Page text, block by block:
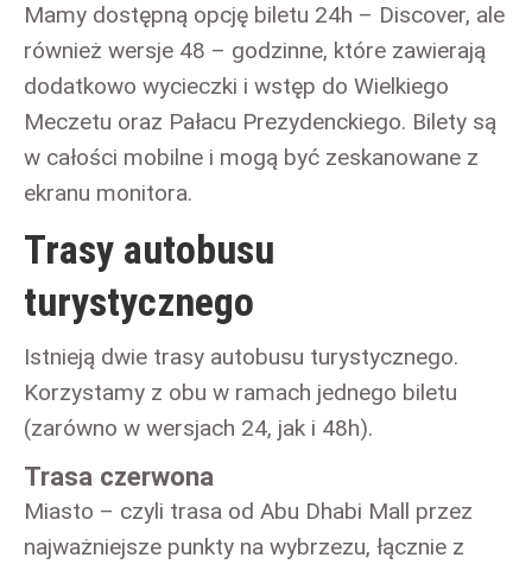
Mamy dostępną opcję biletu 24h – Discover, ale
również wersje 48 – godzinne, które zawierają
dodatkowo wycieczki i wstęp do Wielkiego
Meczetu oraz Pałacu Prezydenckiego. Bilety są
w całości mobilne i mogą być zeskanowane z
ekranu monitora.
Trasy autobusu
turystycznego
Istnieją dwie trasy autobusu turystycznego.
Korzystamy z obu w ramach jednego biletu
(zarówno w wersjach 24, jak i 48h).
Trasa czerwona
Miasto – czyli trasa od Abu Dhabi Mall przez
najważniejsze punkty na wybrzezu, łącznie z